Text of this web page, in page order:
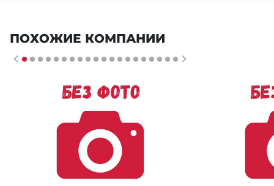
ПОХОЖИЕ КОМПАНИИ